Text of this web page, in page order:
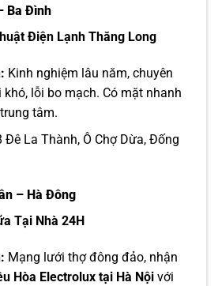
Ba Đình
Điện Lạnh Thăng Long
Kinh nghiệm lâu năm, chuyên
lỗi bo mạch. Có mặt nhanh
tâm.
Đê La Thành, Ô Chợ Dừa, Đống
– Hà Đông
Tại Nhà 24H
Mạng lưới thợ đông đảo, nhận
Hòa Electrolux tại Hà Nộivới